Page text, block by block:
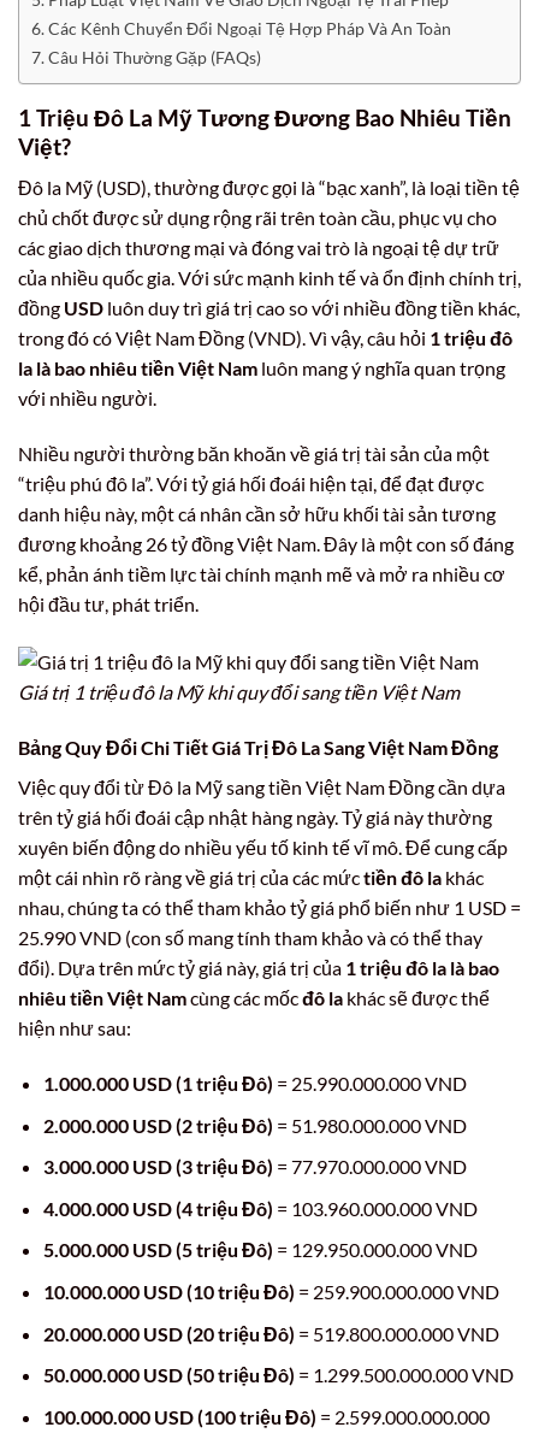
Các Kênh Chuyển Đổi Ngoại Tệ Hợp Pháp Và An Toàn
Câu Hỏi Thường Gặp (FAQs)
1 Triệu Đô La Mỹ Tương Đương Bao Nhiêu Tiền
Việt?
Đô la Mỹ (USD), thường được gọi là “bạc xanh”, là loại tiền tệ
chủ chốt được sử dụng rộng rãi trên toàn cầu, phục vụ cho
các giao dịch thương mại và đóng vai trò là ngoại tệ dự trữ
của nhiều quốc gia. Với sức mạnh kinh tế và ổn định chính trị,
đồng USD luôn duy trì giá trị cao so với nhiều đồng tiền khác,
trong đó có Việt Nam Đồng (VND). Vì vậy, câu hỏi 1 triệu đô
la là bao nhiêu tiền Việt Nam luôn mang ý nghĩa quan trọng
với nhiều người.
Nhiều người thường băn khoăn về giá trị tài sản của một
“triệu phú đô la”. Với tỷ giá hối đoái hiện tại, để đạt được
danh hiệu này, một cá nhân cần sở hữu khối tài sản tương
đương khoảng 26 tỷ đồng Việt Nam. Đây là một con số đáng
kể, phản ánh tiềm lực tài chính mạnh mẽ và mở ra nhiều cơ
hội đầu tư, phát triển.
Giá trị 1 triệu đô la Mỹ khi quy đổi sang tiền Việt Nam
Bảng Quy Đổi Chi Tiết Giá Trị Đô La Sang Việt Nam Đồng
Việc quy đổi từ Đô la Mỹ sang tiền Việt Nam Đồng cần dựa
trên tỷ giá hối đoái cập nhật hàng ngày. Tỷ giá này thường
xuyên biến động do nhiều yếu tố kinh tế vĩ mô. Để cung cấp
một cái nhìn rõ ràng về giá trị của các mứctiền đô la khác
nhau, chúng ta có thể tham khảo tỷ giá phổ biến như 1 USD =
25.990 VND (con số mang tính tham khảo và có thể thay
đổi). Dựa trên mức tỷ giá này, giá trị của 1 triệu đô la là bao
nhiêu tiền Việt Namcùng các mốcđô la khác sẽ được thể
hiện như sau:
1.000.000 USD (1 triệu Đô) = 25.990.000.000 VND
2.000.000 USD (2 triệu Đô) = 51.980.000.000 VND
3.000.000 USD (3 triệu Đô) = 77.970.000.000 VND
4.000.000 USD (4 triệu Đô) = 103.960.000.000 VND
5.000.000 USD (5 triệu Đô) = 129.950.000.000 VND
10.000.000 USD (10 triệu Đô) = 259.900.000.000 VND
20.000.000 USD (20 triệu Đô) = 519.800.000.000 VND
50.000.000 USD (50 triệu Đô) = 1.299.500.000.000 VND
100.000.000 USD (100 triệu Đô) = 2.599.000.000.000